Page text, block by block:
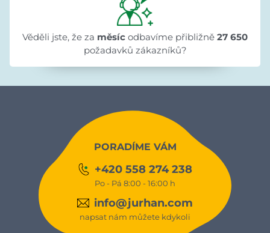
Věděli jste, že za měsíc odbavíme přibližně 27 650
požadavků zákazníků?
PORADÍME VÁM
+420 558 274 238
Po - Pá 8:00 - 16:00 h
info@jurhan.com
napsat nám můžete kdykoli